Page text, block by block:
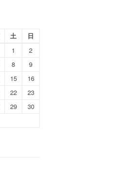
土
日
1
2
8
9
15
16
22
23
29
30